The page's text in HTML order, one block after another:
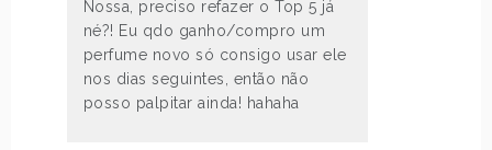
Nossa, preciso refazer o Top 5 já
né?! Eu qdo ganho/compro um
perfume novo só consigo usar ele
nos dias seguintes, então não
posso palpitar ainda! hahaha